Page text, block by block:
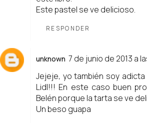
Este pastel se ve delicioso.
RESPONDER
unknown 7 de junio de 2013 a
Jejeje, yo también soy
Lidl!!! En este caso buen
Belén porque la tarta se ve
Un beso guapa